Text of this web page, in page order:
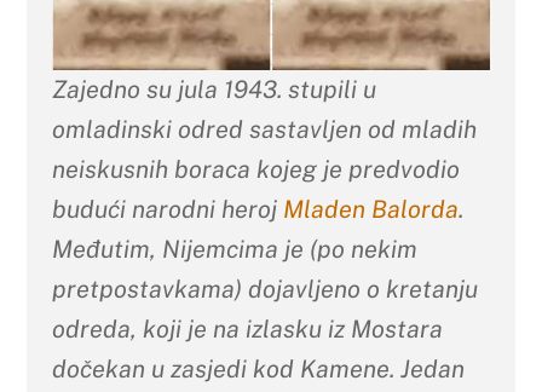
Zajedno su jula 1943. stupili u
omladinski odred sastavljen od mladih
neiskusnih boraca kojeg je predvodio
budući narodni heroj Mladen Balorda.
Međutim, Nijemcima je (po nekim
pretpostavkama) dojavljeno o kretanju
odreda, koji je na izlasku iz Mostara
dočekan u zasjedi kod Kamene. Jedan